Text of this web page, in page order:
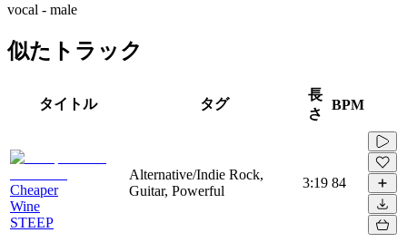
vocal - male
似たトラック
タイトル タグ
長
さ
BPM
Cheaper
Wine
STEEP
Alternative/Indie Rock,
Guitar, Powerful
3:19 84